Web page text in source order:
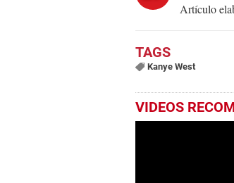
Artículo
Kanye West
VIDEOS